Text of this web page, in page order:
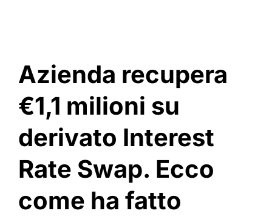
Azienda recupera
€1,1 milioni su
derivato Interest
Rate Swap. Ecco
come ha fatto